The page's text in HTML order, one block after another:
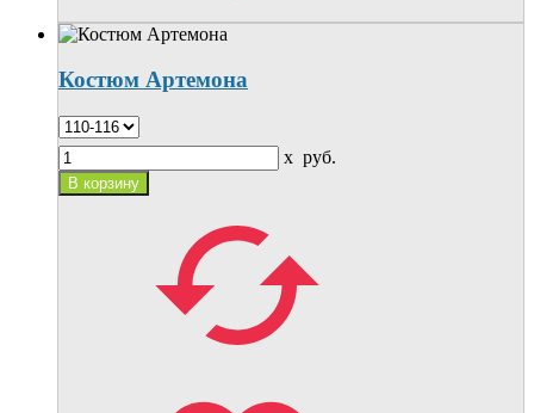
Костюм Артемона
x руб.